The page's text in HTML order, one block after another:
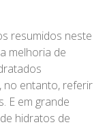
resumidos neste
melhoria de
no entanto, referir
E em grande
hidratos de